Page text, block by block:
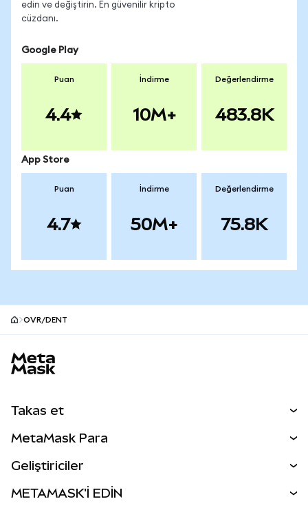
edin ve değiştirin. En güvenilir kripto
cüzdanı.
Google Play
Puan
4.4
İndirme
10M+
Değerlendirme
483.8K
App Store
Puan
4.7
İndirme
50M+
Değerlendirme
75.8K
OVR/DENT
Takas et
Perps
RWA'lar
MetaMask Para
Geliştiriciler
METAMASK'İ EDİN